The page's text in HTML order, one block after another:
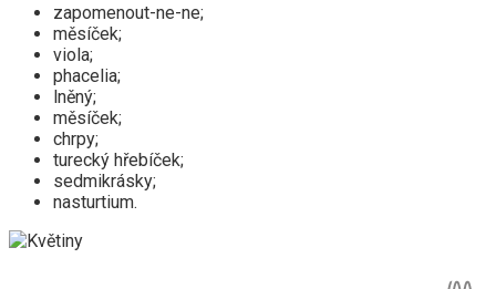
zapomenout-ne-ne;
měsíček;
viola;
phacelia;
lněný;
měsíček;
chrpy;
turecký hřebíček;
sedmikrásky;
nasturtium.